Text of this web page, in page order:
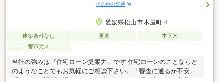
その他の交通
愛媛県松山市木屋町４
建築条件なし 更地
本下水
都市ガス
当社の強みは『住宅ローン提案力』です 住宅ローンのことならど
のようなことでもお気軽にご相談下さい。「審査に通るか不安」
「どの金融機関を選べばいいか分からない」「住宅ローン商品の